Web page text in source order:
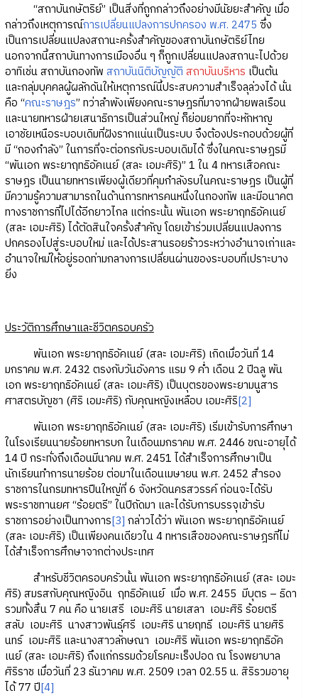
“สถาบันกษัตริย์” เป็นสิ่งที่ถูกกล่าวถึงอย่างมีนัยยะสำคัญ เมื่อ
กล่าวถึงเหตุการณ์การเปลี่ยนแปลงการปกครอง พ.ศ. 2475 ซึ่ง
เป็นการเปลี่ยนแปลงสถานะครั้งสำคัญของสถาบันกษัตริย์ไทย
นอกจากนี้สถาบันทางการเมืองอื่น ๆ ก็ถูกเปลี่ยนแปลงสถานะไปด้วย
อาทิเช่น สถาบันกองทัพ สถาบันนิติบัญญัติ สถาบันบริหาร เป็นต้น
และกลุ่มบุคคลผู้ผลักดันให้เหตุการณ์นี้ประสบความสำเร็จลุล่วงได้ นั่น
คือ “คณะราษฎร” ทว่าลำพังเพียงคณะราษฎรที่มาจากฝ่ายพลเรือน
และนายทหารฝ่ายเสนาธิการเป็นส่วนใหญ่ ก็ย่อมยากที่จะหักหาญ
เอาชัยเหนือระบอบเดิมที่ฝังรากแน่นเป็นระบบ จึงต้องประกอบด้วยผู้ที่
มี “กองกำลัง” ในการที่จะต่อกรกับระบอบเดิมได้ ซึ่งในคณะราษฎรมี
“พันเอก พระยาฤทธิอัคเนย์ (สละ เอมะศิริ)” 1 ใน 4 ทหารเสือคณะ
ราษฎร เป็นนายทหารเพียงผู้เดียวที่คุมกำลังรบในคณะราษฎร เป็นผู้ที่
มีความรู้ความสามารถในด้านการทหารคนหนึ่งในกองทัพ และมีอนาคต
ทางราชการที่ไปได้อีกยาวไกล แต่กระนั้น พันเอก พระยาฤทธิอัคเนย์
(สละ เอมะศิริ) ได้ตัดสินใจครั้งสำคัญ โดยเข้าร่วมเปลี่ยนแปลงการ
ปกครองไปสู่ระบอบใหม่ และได้ประสานรอยร้าวระหว่างอำนาจเก่าและ
อำนาจใหม่ให้อยู่รอดท่ามกลางการเปลี่ยนผ่านของระบอบที่เปราะบาง
ยิ่ง
ประวัติการศึกษาและชีวิตครอบครัว
พันเอก พระยาฤทธิอัคเนย์ (สละ เอมะศิริ) เกิดเมื่อวันที่ 14
มกราคม พ.ศ. 2432 ตรงกับวันอังคาร แรม 9 ค่ำ เดือน 2 ปีฉลู พัน
เอก พระยาฤทธิอัคเนย์ (สละ เอมะศิริ) เป็นบุตรของพระยามนูสาร
ศาสตรบัญชา (ศิริ เอมะศิริ) กับคุณหญิงเหลือบ เอมะศิริ[2]
พันเอก พระยาฤทธิอัคเนย์ (สละ เอมะศิริ) เริ่มเข้ารับการศึกษา
ในโรงเรียนนายร้อยทหารบก ในเดือนมกราคม พ.ศ. 2446 ขณะอายุได้
14 ปี กระทั่งถึงเดือนมีนาคม พ.ศ. 2451 ได้สำเร็จการศึกษาเป็น
นักเรียนทำการนายร้อย ต่อมาในเดือนเมษายน พ.ศ. 2452 สำรอง
ราชการในกรมทหารปืนใหญ่ที่ 6 จังหวัดนครสวรรค์ ก่อนจะได้รับ
พระราชทานยศ “ร้อยตรี” ในปีถัดมา และได้รับการบรรจุเข้ารับ
ราชการอย่างเป็นทางการ[3] กล่าวได้ว่า พันเอก พระยาฤทธิอัคเนย์
(สละ เอมะศิริ) เป็นเพียงคนเดียวใน 4 ทหารเสือของคณะราษฎรที่ไม่
ได้สำเร็จการศึกษาจากต่างประเทศ
สำหรับชีวิตครอบครัวนั้น พันเอก พระยาฤทธิอัคเนย์ (สละ เอมะ
ศิริ) สมรสกับคุณหญิงอิน ฤทธิอัคเนย์ เมื่อ พ.ศ. 2455 มีบุตร – ธิดา
รวมทั้งสิ้น 7 คน คือ นายเสรี เอมะศิริ นายเสลา เอมะศิริ ร้อยตรี
สลับ เอมะศิริ นางสาวพันธุ์ศรี เอมะศิริ นายฤทธี เอมะศิริ นายศิริ
นทร์ เอมะศิริ และนางสาวลักษณา เอมะศิริ พันเอก พระยาฤทธิอัค
เนย์ (สละ เอมะศิริ) ถึงแก่กรรมด้วยโรคมะเร็งปอด ณ โรงพยาบาล
ศิริราช เมื่อวันที่ 23 ธันวาคม พ.ศ. 2509 เวลา 02.55 น. สิริรวมอายุ
ได้ 77 ปี[4]